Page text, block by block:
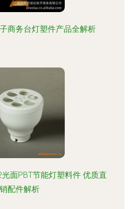
商务台灯塑件产品全解析
面PBT节能灯塑料件 优质直
销配件解析